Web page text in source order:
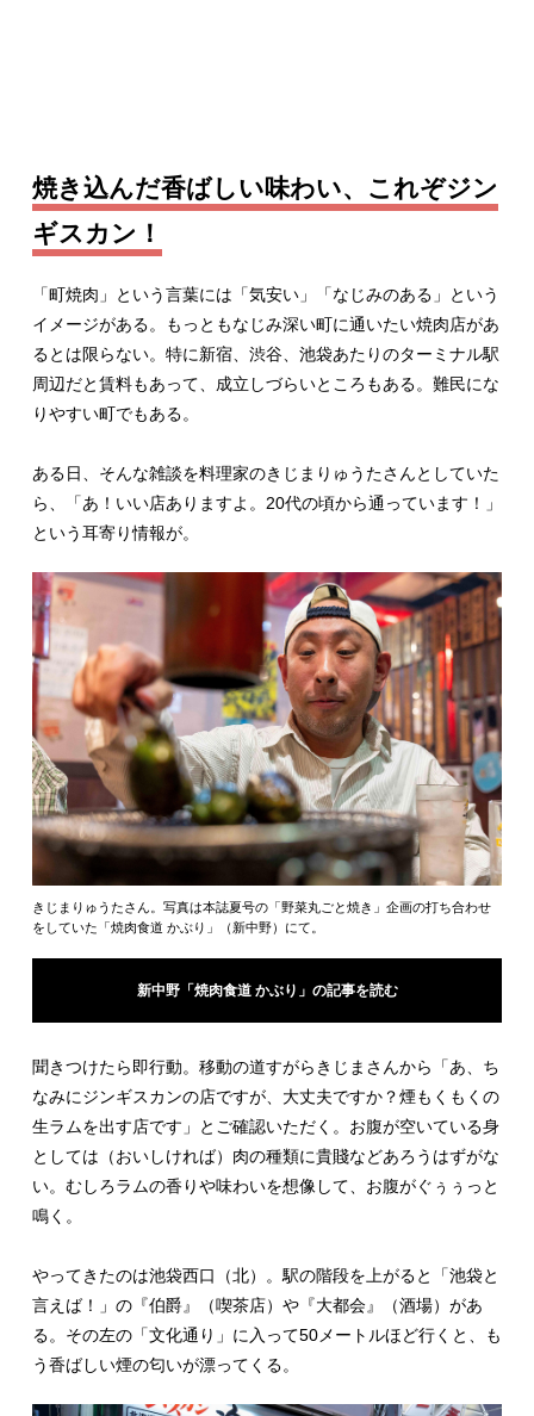
焼き込んだ香ばしい味わい、これぞジン
ギスカン！
「町焼肉」という言葉には「気安い」「なじみのある」という
イメージがある。もっともなじみ深い町に通いたい焼肉店があ
るとは限らない。特に新宿、渋谷、池袋あたりのターミナル駅
周辺だと賃料もあって、成立しづらいところもある。難民にな
りやすい町でもある。
ある日、そんな雑談を料理家のきじまりゅうたさんとしていた
ら、「あ！いい店ありますよ。20代の頃から通っています！」
という耳寄り情報が。
きじまりゅうたさん。写真は本誌夏号の「野菜丸ごと焼き」企画の打ち合わせ
をしていた「焼肉食道 かぶり」（新中野）にて。
新中野「焼肉食道 かぶり」の記事を読む
聞きつけたら即行動。移動の道すがらきじまさんから「あ、ち
なみにジンギスカンの店ですが、大丈夫ですか？煙もくもくの
生ラムを出す店です」とご確認いただく。お腹が空いている身
としては（おいしければ）肉の種類に貴賤などあろうはずがな
い。むしろラムの香りや味わいを想像して、お腹がぐぅぅっと
鳴く。
やってきたのは池袋西口（北）。駅の階段を上がると「池袋と
言えば！」の『伯爵』（喫茶店）や『大都会』（酒場）があ
る。その左の「文化通り」に入って50メートルほど行くと、も
う香ばしい煙の匂いが漂ってくる。